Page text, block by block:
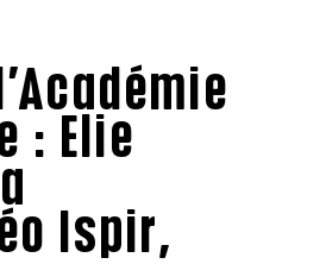
: Elie
Ispir,